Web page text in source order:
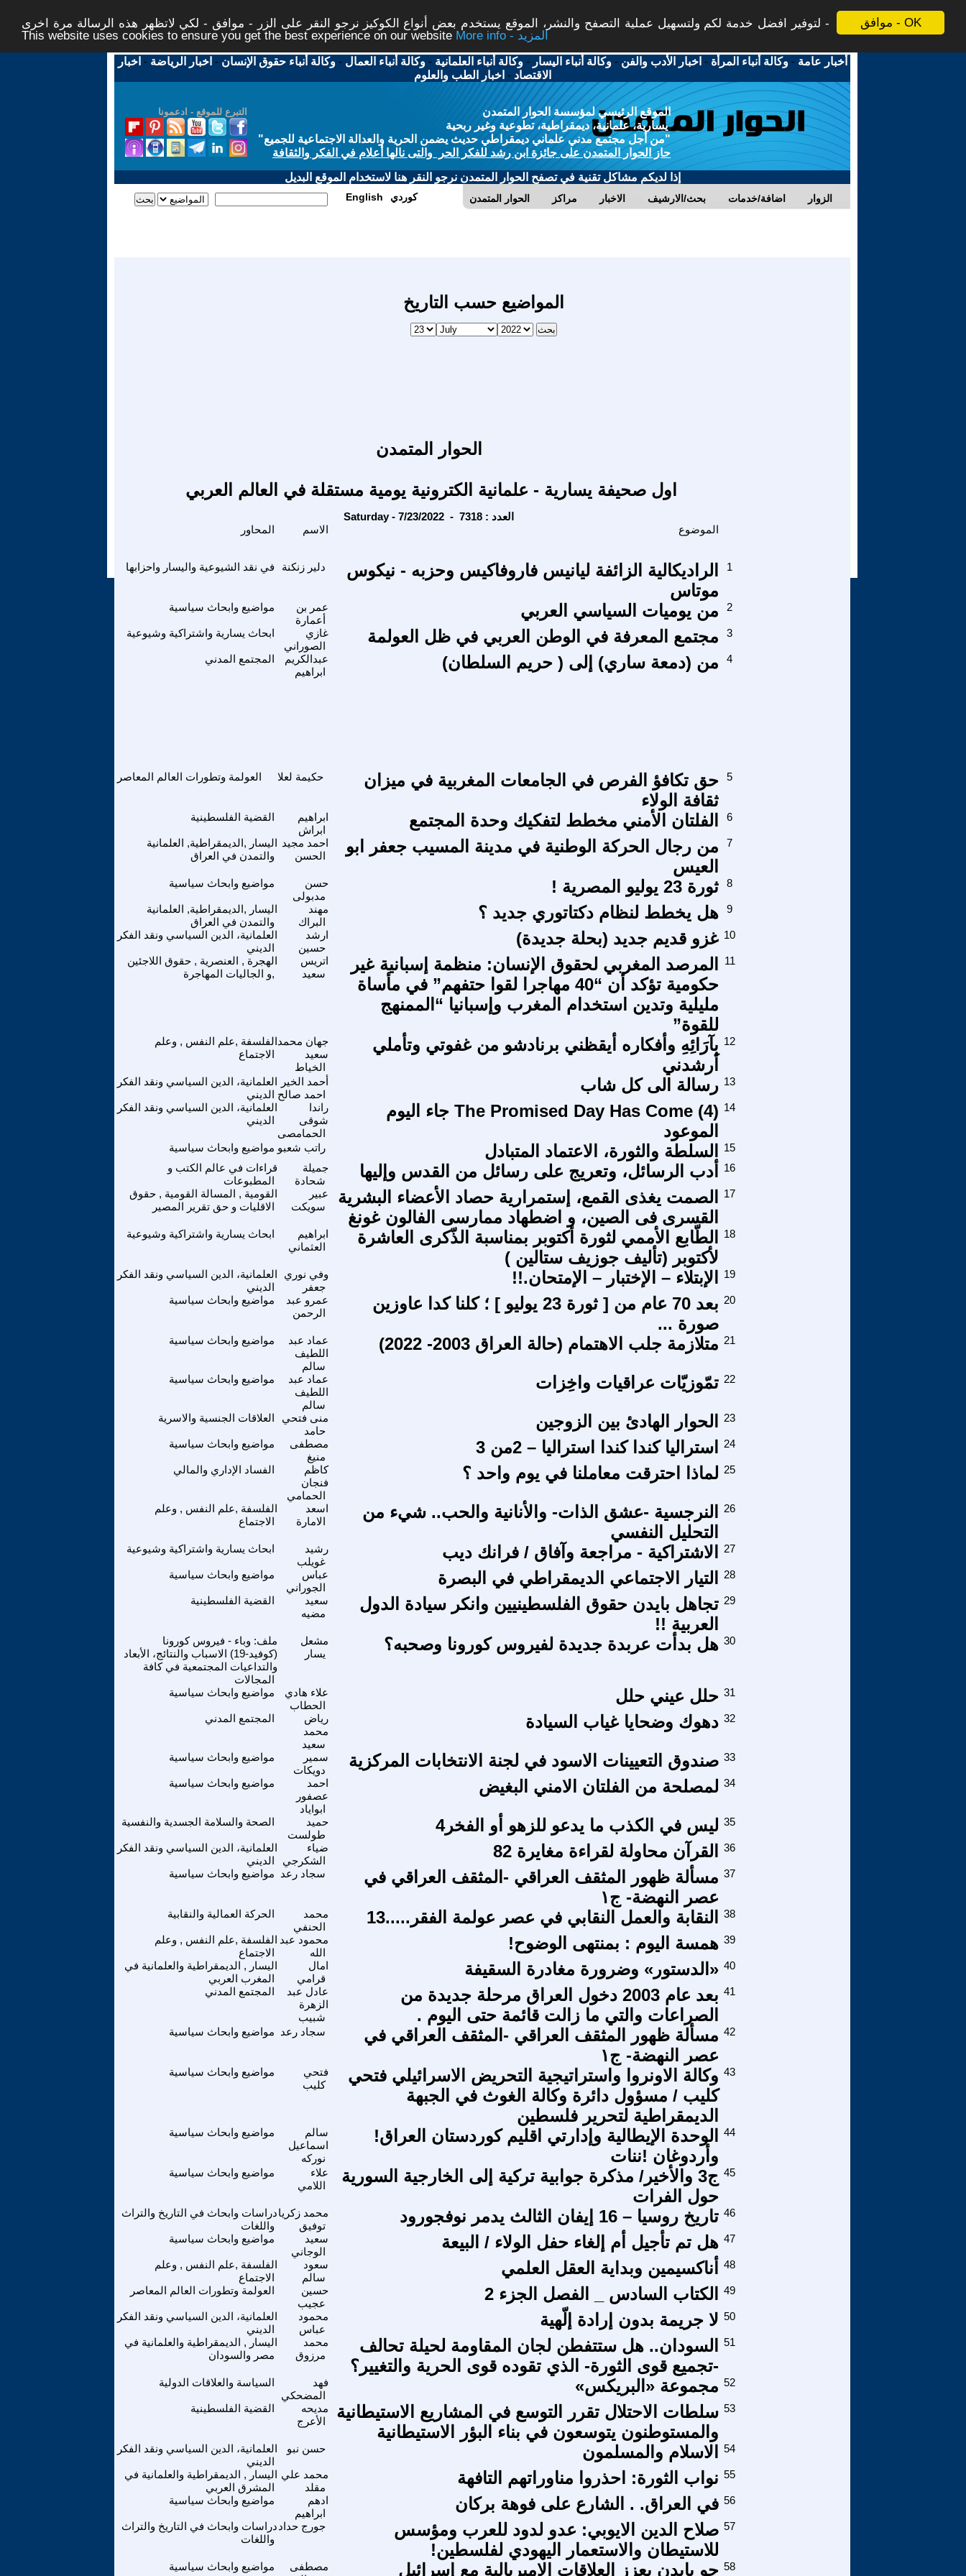
موافق - OK
لتوفير افضل خدمة لكم ولتسهيل عملية التصفح والنشر، الموقع يستخدم بعض أنواع الكوكيز نرجو النقر على الزر - موافق - لكي لاتظهر هذه الرسالة مرة اخرى -
This website uses cookies to ensure you get the best experience on our website
More info - المزيد
أخبار عامة -وكالة أنباء المرأة - اخبار الأدب والفن -وكالة أنباء اليسار -وكالة أنباء العلمانية -وكالة أنباء العمال -وكالة أنباء حقوق الإنسان - اخبار الرياضة - اخبار
الاقتصاد - اخبار الطب والعلوم
التبرع للموقع - ادعمونا
الموقع الرئيسي لمؤسسة الحوار المتمدن
يسارية، علمانية، ديمقراطية، تطوعية وغير ربحية
"من أجل مجتمع مدني علماني ديمقراطي حديث يضمن الحرية والعدالة الاجتماعية للجميع"
حاز الحوار المتمدن على جائزة ابن رشد للفكر الحر والتى نالها أعلام في الفكر والثقافة
إذا لديكم مشاكل تقنية في تصفح الحوار المتمدن نرجو النقر هنا لاستخدام الموقع البديل
الحوار المتمدن مراكز الاخبار بحث/الارشيف اضافة/خدمات الزوار English كوردي
المواضيع حسب التاريخ
الحوار المتمدن
اول صحيفة يسارية - علمانية الكترونية يومية مستقلة في العالم العربي
Saturday - 7/23/2022 - العدد : 7318
الاسم الموضوع
في نقد الشيوعية واليسار واحزابها دلير زنكنة
الراديكالية الزائفة ليانيس فاروفاكيس وحزبه - نيكوس
موتاس
1
مواضيع وابحاث سياسية
عمر بن
أعمارة
من يوميات السياسي العربي 2
ابحاث يسارية واشتراكية وشيوعية
غازي
الصوراني
مجتمع المعرفة في الوطن العربي في ظل العولمة 3
المجتمع المدني
عبدالكريم
ابراهيم
من (دمعة ساري) إلى ( حريم السلطان) 4
العولمة وتطورات العالم المعاصر حكيمة لعلا
حق تكافؤ الفرص في الجامعات المغربية في ميزان
ثقافة الولاء
5
القضية الفلسطينية
ابراهيم
ابراش
الفلتان الأمني مخطط لتفكيك وحدة المجتمع 6
اليسار ,الديمقراطية, العلمانية
والتمدن في العراق
احمد مجيد
الحسن
من رجال الحركة الوطنية في مدينة المسيب جعفر ابو
العيس
7
مواضيع وابحاث سياسية
حسن
مدبولى
ثورة 23 يوليو المصرية ! 8
اليسار ,الديمقراطية, العلمانية
والتمدن في العراق
مهند
البراك
هل يخطط لنظام دكتاتوري جديد ؟ 9
العلمانية، الدين السياسي ونقد الفكر
الديني
ارشد
حسين
غزو قديم جديد (بحلة جديدة) 10
الهجرة , العنصرية , حقوق اللاجئين
,و الجاليات المهاجرة
اتريس
سعيد
المرصد المغربي لحقوق الإنسان: منظمة إسبانية غير
حكومية تؤكد أن “40 مهاجرا لقوا حتفهم” في مأساة
مليلية وتدين استخدام المغرب وإسبانيا “الممنهج
للقوة”
11
الفلسفة ,علم النفس , وعلم
الاجتماع
جهان محمد
سعيد
الخياط
بِآرَائِهِ وأفكاره أيقظني برنادشو من غفوتي وتأملي
أرشدني
12
العلمانية، الدين السياسي ونقد الفكر
الديني
أحمد الخير
احمد صالح
رسالة الى كل شاب 13
العلمانية، الدين السياسي ونقد الفكر
الديني
راندا
شوقى
الحمامصى
The Promised Day Has Come (4) جاء اليوم
الموعود
14
مواضيع وابحاث سياسية راتب شعبو السلطة والثورة، الاعتماد المتبادل
15
قراءات في عالم الكتب و
المطبوعات
جميلة
شحادة
أدب الرسائل، وتعريج على رسائل من القدس وإليها 16
القومية , المسالة القومية , حقوق
الاقليات و حق تقرير المصير
عبير
سويكت
الصمت يغذى القمع، إستمرارية حصاد الأعضاء البشرية
القسرى فى الصين، و اضطهاد ممارسى الفالون غونغ
17
ابحاث يسارية واشتراكية وشيوعية
ابراهيم
العثماني
الطّابع الأممي لثورة أكتوبر بمناسبة الذّكرى العاشرة
لأكتوبر (تأليف جوزيف ستالين )
18
العلمانية، الدين السياسي ونقد الفكر
الديني
وفي نوري
جعفر
الإبتلاء – الإختبار – الإمتحان.!! 19
مواضيع وابحاث سياسية
عمرو عبد
الرحمن
بعد 70 عام من [ ثورة 23 يوليو ] ؛ كلنا كدا عاوزين
صورة ...
20
مواضيع وابحاث سياسية
عماد عبد
اللطيف
سالم
متلازمة جلب الاهتمام (حالة العراق 2003- 2022) 21
مواضيع وابحاث سياسية
عماد عبد
اللطيف
سالم
تمّوزيّات عراقيات واخِزات 22
العلاقات الجنسية والاسرية
منى فتحي
حامد
الحوار الهادئ بين الزوجين 23
مواضيع وابحاث سياسية
مصطفى
منيغ
استراليا كندا كندا استراليا – 2من 3 24
الفساد الإداري والمالي
كاظم
فنجان
الحمامي
لماذا احترقت معاملنا في يوم واحد ؟ 25
الفلسفة ,علم النفس , وعلم
الاجتماع
اسعد
الامارة
النرجسية -عشق الذات- والأنانية والحب.. شيء من
التحليل النفسي
26
ابحاث يسارية واشتراكية وشيوعية
رشيد
غويلب
الاشتراكية - مراجعة وآفاق / فرانك ديب 27
مواضيع وابحاث سياسية
عباس
الجوراني
التيار الاجتماعي الديمقراطي في البصرة 28
القضية الفلسطينية
سعيد
مضيه
تجاهل بايدن حقوق الفلسطينيين وانكر سيادة الدول
العربية !!
29
ملف: وباء - فيروس كورونا
(كوفيد-19) الاسباب والنتائج، الأبعاد
والتداعيات المجتمعية في كافة
المجالات
مشعل
يسار
هل بدأت عربدة جديدة لفيروس كورونا وصحبه؟ 30
مواضيع وابحاث سياسية
علاء هادي
الحطاب
حلل عيني حلل 31
المجتمع المدني
رياض
محمد
سعيد
دهوك وضحايا غياب السيادة 32
مواضيع وابحاث سياسية
سمير
دويكات
صندوق التعيينات الاسود في لجنة الانتخابات المركزية 33
مواضيع وابحاث سياسية
احمد
عصفور
ابواياد
لمصلحة من الفلتان الامني البغيض 34
الصحة والسلامة الجسدية والنفسية
حميد
طولست
ليس في الكذب ما يدعو للزهو أو الفخر4 35
العلمانية، الدين السياسي ونقد الفكر
الديني
ضياء
الشكرجي
القرآن محاولة لقراءة مغايرة 82 36
مواضيع وابحاث سياسية سجاد رعد
مسألة ظهور المثقف العراقي -المثقف العراقي في
عصر النهضة- ج١
37
الحركة العمالية والنقابية
محمد
الحنفي
النقابة والعمل النقابي في عصر عولمة الفقر.....13 38
الفلسفة ,علم النفس , وعلم
الاجتماع
محمود عبد
الله
همسة اليوم : بمنتهى الوضوح! 39
اليسار , الديمقراطية والعلمانية في
المغرب العربي
امال
قرامي
«الدستور» وضرورة مغادرة السقيفة 40
المجتمع المدني
عادل عبد
الزهرة
شبيب
بعد عام 2003 دخول العراق مرحلة جديدة من
الصراعات والتي ما زالت قائمة حتى اليوم .
41
مواضيع وابحاث سياسية سجاد رعد
مسألة ظهور المثقف العراقي -المثقف العراقي في
عصر النهضة- ج١
42
مواضيع وابحاث سياسية
فتحي
كليب
وكالة الاونروا واستراتيجية التحريض الاسرائيلي فتحي
كليب / مسؤول دائرة وكالة الغوث في الجبهة
الديمقراطية لتحرير فلسطين
43
مواضيع وابحاث سياسية
سالم
اسماعيل
نوركه
الوحدة الإيطالية وإدارتي اقليم كوردستان العراق!
وأردوغان !ننات
44
مواضيع وابحاث سياسية
علاء
اللامي
ج3 والأخير/ مذكرة جوابية تركية إلى الخارجية السورية
حول الفرات
45
دراسات وابحاث في التاريخ والتراث
واللغات
محمد زكريا
توفيق
تاريخ روسيا – 16 إيفان الثالث يدمر نوفجورود 46
مواضيع وابحاث سياسية
سعيد
الوجاني
هل تم تأجيل أم إلغاء حفل الولاء / البيعة 47
الفلسفة ,علم النفس , وعلم
الاجتماع
سعود
سالم
أناكسيمين وبداية العقل العلمي 48
العولمة وتطورات العالم المعاصر
حسين
عجيب
الكتاب السادس _ الفصل الجزء 2 49
العلمانية، الدين السياسي ونقد الفكر
الديني
محمود
عباس
لا جريمة بدون إرادة إلّهية 50
اليسار , الديمقراطية والعلمانية في
مصر والسودان
محمد
مرزوق
السودان.. هل ستتفطن لجان المقاومة لحيلة تحالف
-تجميع قوى الثورة- الذي تقوده قوى الحرية والتغيير؟
51
السياسة والعلاقات الدولية
فهد
المضحكي
مجموعة «البريكس» 52
القضية الفلسطينية
مديحه
الأعرج
سلطات الاحتلال تقرر التوسع في المشاريع الاستيطانية
والمستوطنون يتوسعون في بناء البؤر الاستيطانية
53
العلمانية، الدين السياسي ونقد الفكر
الديني
حسن نبو الاسلام والمسلمون 54
اليسار , الديمقراطية والعلمانية في
المشرق العربي
محمد علي
مقلد
نواب الثورة: احذروا مناوراتهم التافهة 55
مواضيع وابحاث سياسية
ادهم
ابراهيم
في العراق. . الشارع على فوهة بركان 56
دراسات وابحاث في التاريخ والتراث
واللغات
جورج حداد
صلاح الدين الايوبي: عدو لدود للعرب ومؤسس
للاستيطان والاستعمار اليهودي لفلسطين!
57
مواضيع وابحاث سياسية
مصطفى
جو بايدن يعزز العلاقات الإمبريالية مع إسرائيل 58